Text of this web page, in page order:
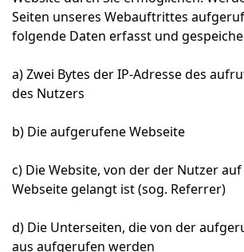
Seiten unseres Webauftrittes
folgende Daten erfasst und
a) Zwei Bytes der IP-Adresse des
des Nutzers
b) Die aufgerufene Webseite
c) Die Website, von der der Nutzer
Webseite gelangt ist (sog. Referrer)
d) Die Unterseiten, die von der
aus aufgerufen werden